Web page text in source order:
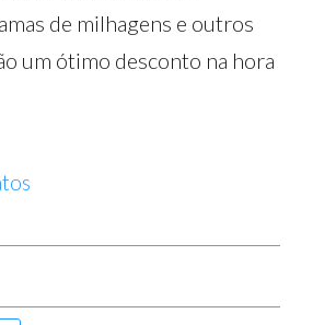
de milhagens e outros
um ótimo desconto na hora